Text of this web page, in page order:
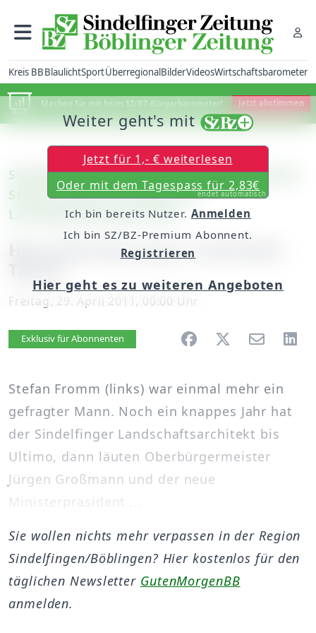
Kreis BBBlaulichtSportÜberregionalBilderVideosWirtschaftsbarometer
Machen Sie mit beim SZ/BZ-Bürgerbarometer! Jetzt abstimmen
Sindelfingen/Nagold: Landschaftsarchitekt
Stefan Fromm ist Planer der
Landesgartenschau 2012
Herausforderung in schmalen
Freitag, 29. April 2011, 00:00 Uhr
Artikel vorlesen
Exklusiv für Abonnenten
Stefan Fromm (links) war einmal mehr ein
gefragter Mann. Noch ein knappes Jahr hat
der Sindelfinger Landschaftsarchitekt bis
Ultimo, dann läuten Oberbürgermeister
Jürgen Großmann und der neue
Ministerpräsident ...
Weiter geht's mit
Jetzt für 1,- € weiterlesen
Oder mit dem Tagespass für 2,83€
endet automatisch
Ich bin bereits Nutzer. Anmelden
Ich bin SZ/BZ-Premium Abonnent.
Registrieren
Hier geht es zu weiteren Angeboten
Sie wollen nichts mehr verpassen in der Region
Sindelfingen/Böblingen? Hier kostenlos für den
täglichen Newsletter GutenMorgenBB
anmelden.